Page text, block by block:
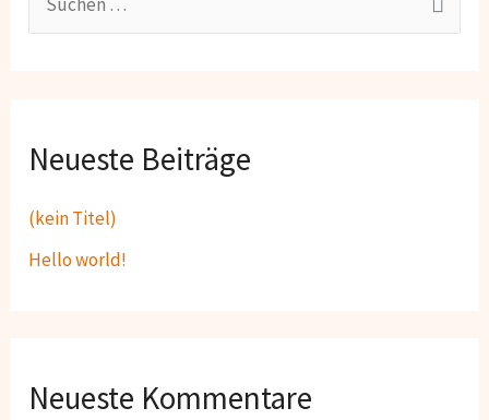
e
n
a
Neueste Beiträge
(kein Titel)
Hello world!
Neueste Kommentare